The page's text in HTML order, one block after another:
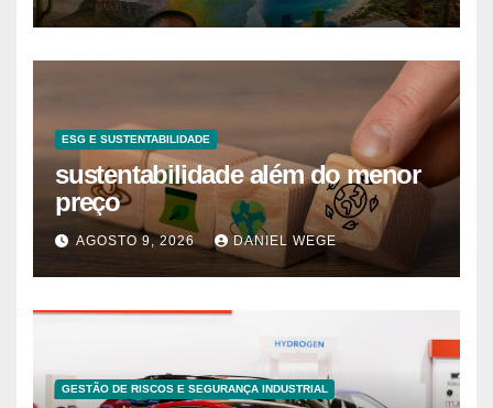
ESG E SUSTENTABILIDADE
sustentabilidade além do menor
preço
AGOSTO 9, 2026 DANIEL WEGE
GESTÃO DE RISCOS E SEGURANÇA INDUSTRIAL